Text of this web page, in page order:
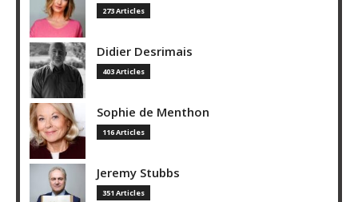
273 Articles
Didier Desrimais
403 Articles
Sophie de Menthon
116 Articles
Jeremy Stubbs
351 Articles